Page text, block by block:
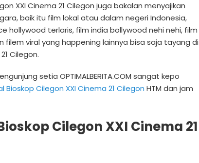
XXI Cinema 21 Cilegon juga bakalan menyajikan
baik itu film lokal atau dalam negeri Indonesia,
hollywood terlaris, film india bollywood nehi nehi, film
filem viral yang happening lainnya bisa saja tayang di
Cilegon.
setia OPTIMALBERITA.COM sangat kepo
Bioskop Cilegon XXI Cinema 21 Cilegon HTM dan jam
Cilegon XXI Cinema 21